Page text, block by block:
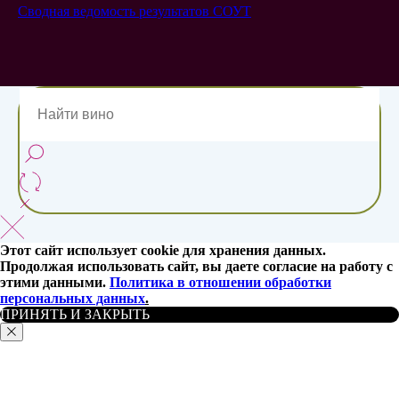
Сводная ведомость результатов СОУТ
Этот сайт использует cookie для хранения данных.
Продолжая использовать сайт, вы даете согласие на работу с
этими данными. Политика в отношении обработки
персональных данных.
ПРИНЯТЬ И ЗАКРЫТЬ